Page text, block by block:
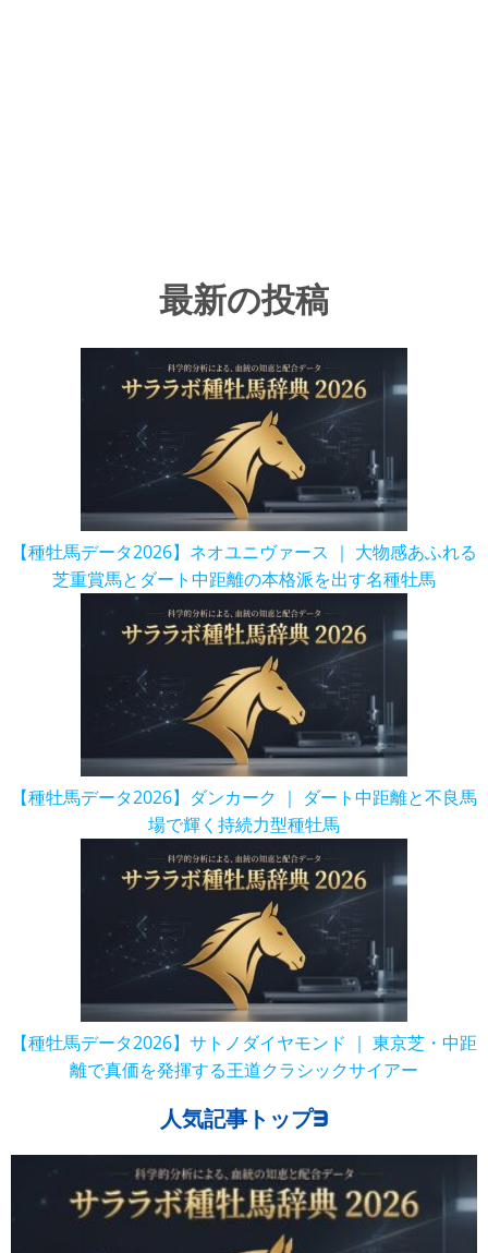
最新の投稿
【種牡馬データ2026】ネオユニヴァース ｜ 大物感あふれる
芝重賞馬とダート中距離の本格派を出す名種牡馬
【種牡馬データ2026】ダンカーク ｜ ダート中距離と不良馬
場で輝く持続力型種牡馬
【種牡馬データ2026】サトノダイヤモンド ｜ 東京芝・中距
離で真価を発揮する王道クラシックサイアー
人気記事トップ3